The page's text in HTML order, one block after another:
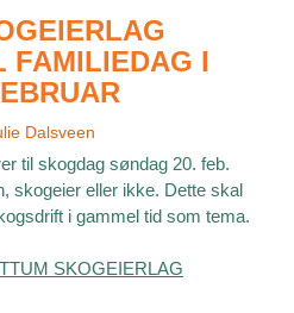
FAMILIEDAG I
Dalsveen
til skogdag søndag 20. feb.
skogeier eller ikke. Dette skal
i gammel tid som tema.
SKOGEIERLAG